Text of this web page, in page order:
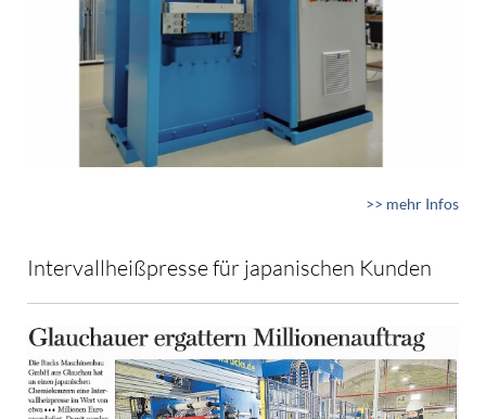
>> mehr Infos
Intervallheißpresse für japanischen Kunden